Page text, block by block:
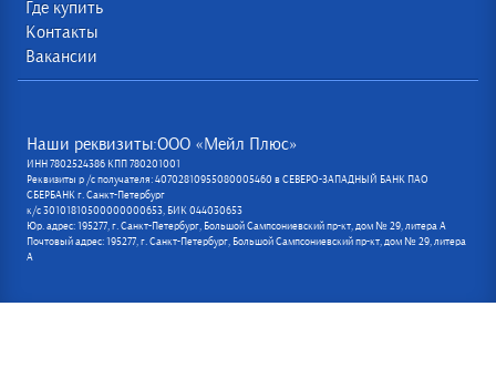
Где купить
Контакты
Вакансии
Наши реквизиты:ООО «Мейл Плюс»
ИНН 7802524386 КПП 780201001
Реквизиты р /с получателя: 40702810955080005460 в СЕВЕРО-ЗАПАДНЫЙ БАНК ПАО
СБЕРБАНК г. Санкт-Петербург
к/с 30101810500000000653, БИК 044030653
Юр. адрес: 195277, г. Санкт-Петербург, Большой Сампсониевский пр-кт, дом № 29, литера А
Почтовый адрес: 195277, г. Санкт-Петербург, Большой Сампсониевский пр-кт, дом № 29, литера
А